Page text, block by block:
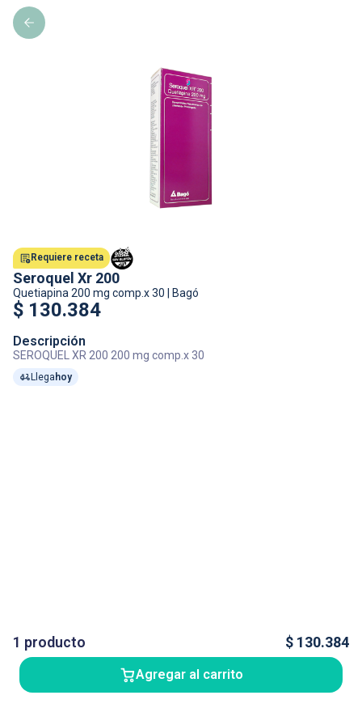
Requiere receta
Seroquel Xr 200
Quetiapina 200 mg comp.x 30 Bagó
$ 130.384
Descripción
SEROQUEL XR 200 200 mg comp.x 30
Llega hoy
1 producto $ 130.384
Agregar al carrito